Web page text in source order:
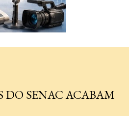
DO SENAC ACABAM